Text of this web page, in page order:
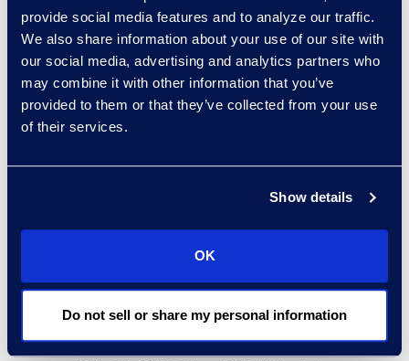
provide social media features and to analyze our traffic.
We also share information about your use of our site with
our social media, advertising and analytics partners who
may combine it with other information that you’ve
provided to them or that they’ve collected from your use
of their services.
Show details
OK
Do not sell or share my personal information
あります。潜在的なプロバイダーパ
ートナーには、フォレンジック収集
と分析のスキルだけでなく、トラン
ザクションライフサイクルの追跡と
データ保存のアプローチについても
ては、ブロックチェーン関連の訴訟
や調査に対する強力な戦略に貢献し
最後に、法務部門は、ブロックチェ
可能性があることを覚えておく必要
があります。それは、たとえ組織が
このテクノロジーを活用していない